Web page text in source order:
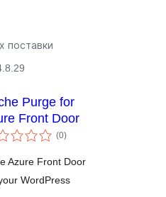
поставки
Purge for
Front Door
(0укупних
оцена
)
Azure Front Door
WordPress